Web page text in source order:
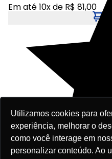
Utilizamos cookies para
experiência, melhorar o
como você interage em
personalizar conteúdo. Ao
Em até 10x de R$ 81,00